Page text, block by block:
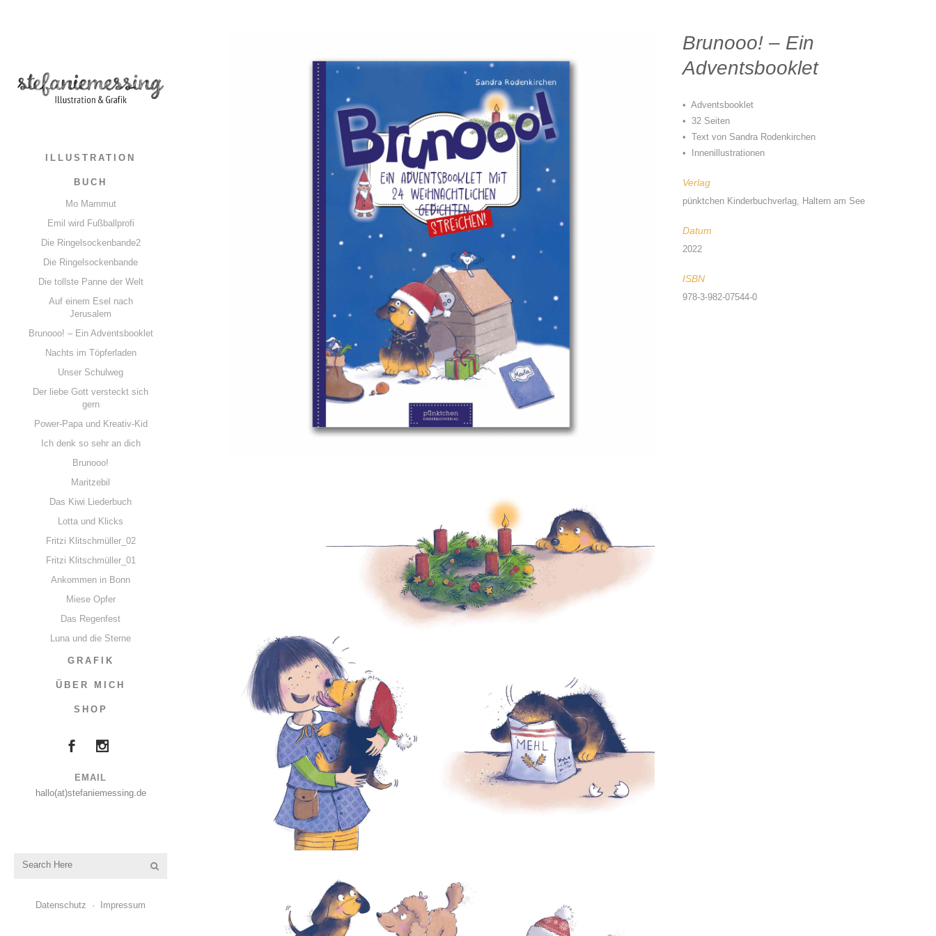
ILLUSTRATION
BUCH
Mo Mammut
Emil wird Fußballprofi
Die Ringelsockenbande2
Die Ringelsockenbande
Die tollste Panne der Welt
Auf einem Esel nach
Jerusalem
Brunooo! – Ein Adventsbooklet
Nachts im Töpferladen
Unser Schulweg
Der liebe Gott versteckt sich
gern
Power-Papa und Kreativ-Kid
Ich denk so sehr an dich
Brunooo!
Maritzebil
Das Kiwi Liederbuch
Lotta und Klicks
Fritzi Klitschmüller_02
Fritzi Klitschmüller_01
Ankommen in Bonn
Miese Opfer
Das Regenfest
Luna und die Sterne
GRAFIK
ÜBER MICH
SHOP
EMAIL
hallo(at)stefaniemessing.de
Datenschutz · Impressum
Brunooo! – Ein
Adventsbooklet
• Adventsbooklet
• 32 Seiten
• Text von Sandra Rodenkirchen
• Innenillustrationen
Verlag
pünktchen Kinderbuchverlag, Haltern am See
Datum
2022
ISBN
978-3-982-07544-0